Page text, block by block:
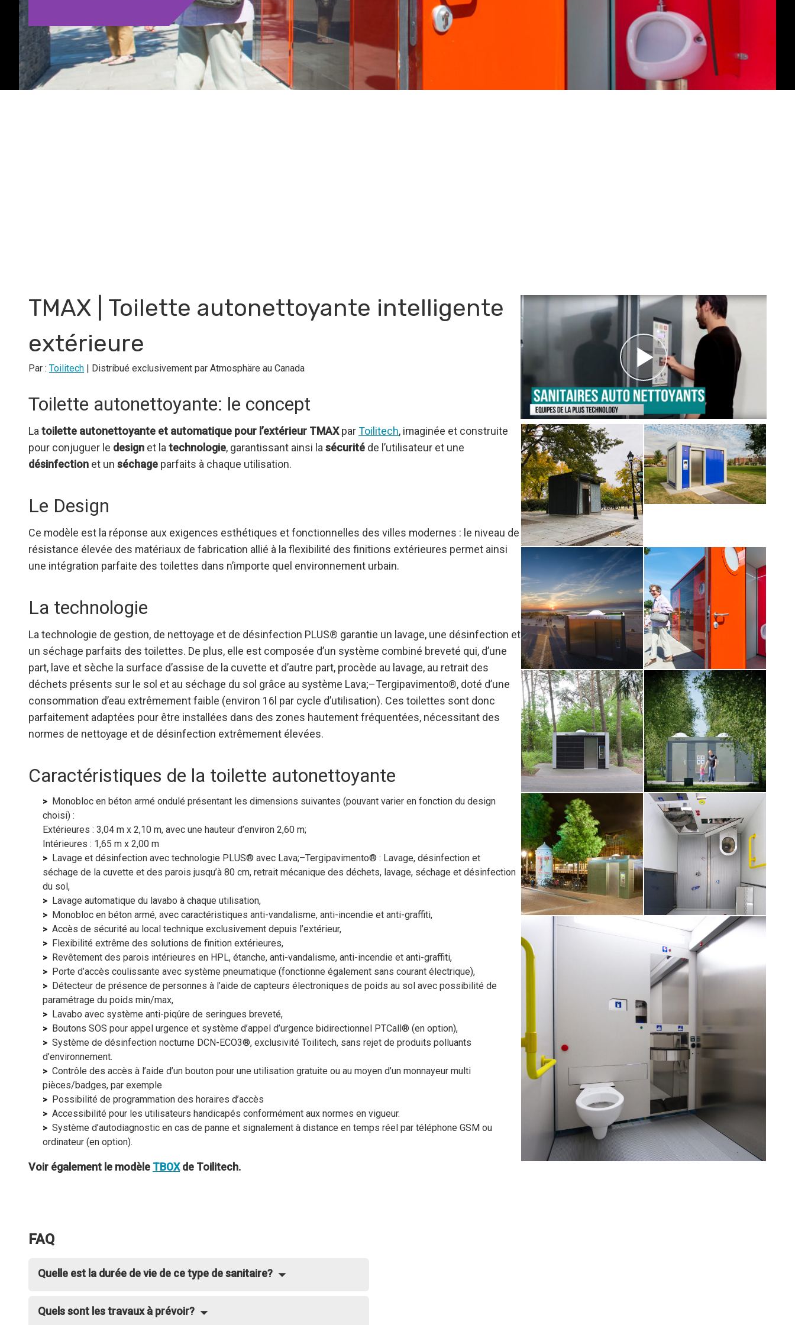
TMAX | Toilette autonettoyante intelligente
extérieure
Par : Toilitech | Distribué exclusivement par Atmosphäre au Canada
Toilette autonettoyante: le concept
La toilette autonettoyante et automatique pour l’extérieur TMAXpar Toilitech, imaginée et construite
pour conjuguer le design et la technologie, garantissant ainsi la sécurité de l’utilisateur et une
désinfection et un séchage parfaits à chaque utilisation.
Le Design
Ce modèle est la réponse aux exigences esthétiques et fonctionnelles des villes modernes : le niveau de
résistance élevée des matériaux de fabrication allié à la flexibilité des finitions extérieures permet ainsi
une intégration parfaite des toilettes dans n’importe quel environnement urbain.
La technologie
La technologie de gestion, de nettoyage et de désinfection PLUS® garantie un lavage, une désinfection et
un séchage parfaits des toilettes. De plus, elle est composée d’un système combiné breveté qui, d’une
part, lave et sèche la surface d’assise de la cuvette et d’autre part, procède au lavage, au retrait des
déchets présents sur le sol et au séchage du sol grâce au système Lava;–Tergipavimento®, doté d’une
consommation d’eau extrêmement faible (environ 16l par cycle d’utilisation). Ces toilettes sont donc
parfaitement adaptées pour être installées dans des zones hautement fréquentées, nécessitant des
normes de nettoyage et de désinfection extrêmement élevées.
Caractéristiques de la toilette autonettoyante
Monobloc en béton armé ondulé présentant les dimensions suivantes (pouvant varier en fonction du design
choisi) :
Extérieures : 3,04 m x 2,10 m, avec une hauteur d’environ 2,60 m;
Intérieures : 1,65 m x 2,00 m
Lavage et désinfection avec technologie PLUS® avec Lava;–Tergipavimento® : Lavage, désinfection et
séchage de la cuvette et des parois jusqu’à 80 cm, retrait mécanique des déchets, lavage, séchage et désinfection
du sol,
Lavage automatique du lavabo à chaque utilisation,
Monobloc en béton armé, avec caractéristiques anti-vandalisme, anti-incendie et anti-graffiti,
Accès de sécurité au local technique exclusivement depuis l’extérieur,
Flexibilité extrême des solutions de finition extérieures,
Revêtement des parois intérieures en HPL, étanche, anti-vandalisme, anti-incendie et anti-graffiti,
Porte d’accès coulissante avec système pneumatique (fonctionne également sans courant électrique),
Détecteur de présence de personnes à l’aide de capteurs électroniques de poids au sol avec possibilité de
paramétrage du poids min/max,
Lavabo avec système anti-piqûre de seringues breveté,
Boutons SOS pour appel urgence et système d’appel d’urgence bidirectionnel PTCall® (en option),
Système de désinfection nocturne DCN-ECO3®, exclusivité Toilitech, sans rejet de produits polluants
d’environnement.
Contrôle des accès à l’aide d’un bouton pour une utilisation gratuite ou au moyen d’un monnayeur multi
pièces/badges, par exemple
Possibilité de programmation des horaires d’accès
Accessibilité pour les utilisateurs handicapés conformément aux normes en vigueur.
Système d’autodiagnostic en cas de panne et signalement à distance en temps réel par téléphone GSM ou
ordinateur (en option).
Voir également le modèle TBOXde Toilitech.
FAQ
Quelle est la durée de vie de ce type de sanitaire?
Certaines toilettes installées en Europe ont maintenant une vingtaine d’années et
Quels sont les travaux à prévoir?